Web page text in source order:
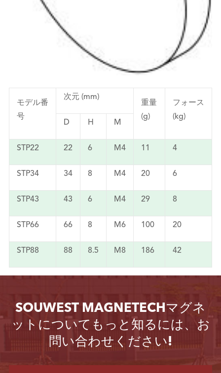
モデル番
号
次元 (mm)
重量
(g)
フォース
(kg)
D H M
STP22 22 6 M4 11 4
STP34 34 8 M4 20 6
STP43 43 6 M4 29 8
STP66 66 8 M6 100 20
STP88 88 8.5 M8 186 42
SOUWEST MAGNETECHマグネ
ットについてもっと知るには、お
問い合わせください!